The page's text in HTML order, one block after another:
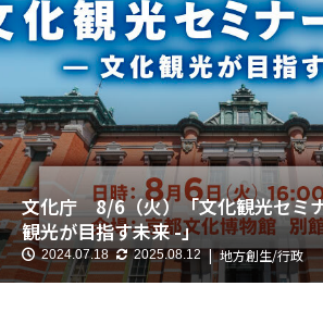
文化庁 8/6（火）「文化観光セミ
観光が目指す未来 -」
2024.07.18 2025.08.12 地方創生/行政